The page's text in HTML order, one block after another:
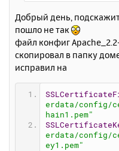
и
е
Добрый день,
пошло не так
файл конфиг
скопировал в папку
исправил на
erdata/config/
hain1.pem"
erdata/config/
ey1.pem"